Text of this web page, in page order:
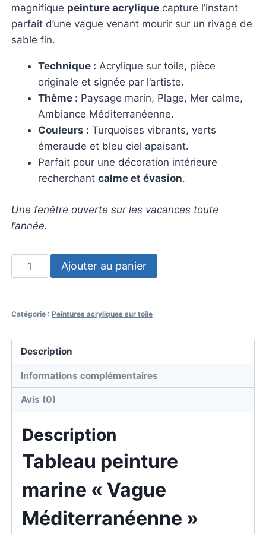
magnifique peinture acryliquecapture l’instant
parfait d’une vague venant mourir sur un rivage de
sable fin.
Technique : Acrylique sur toile, pièce
originale et signée par l’artiste.
Thème : Paysage marin, Plage, Mer calme,
Ambiance Méditerranéenne.
Couleurs : Turquoises vibrants, verts
émeraude et bleu ciel apaisant.
Parfait pour une décoration intérieure
recherchantcalme et évasion.
Une fenêtre ouverte sur les vacances toute
l’année.
quantité
de
peinture
"Vague
Méditerranéenne
acrylique
sur
originale
Ajouter au panier
Catégorie : Peintures acryliques sur toile
Description
Informations complémentaires
Avis (0)
Description
Tableau peinture
marine « Vague
Méditerranéenne »